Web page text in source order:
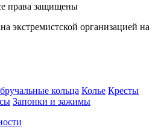
права защищены
экстремистской организацией на
кольца Колье Кресты
Запонки и зажимы